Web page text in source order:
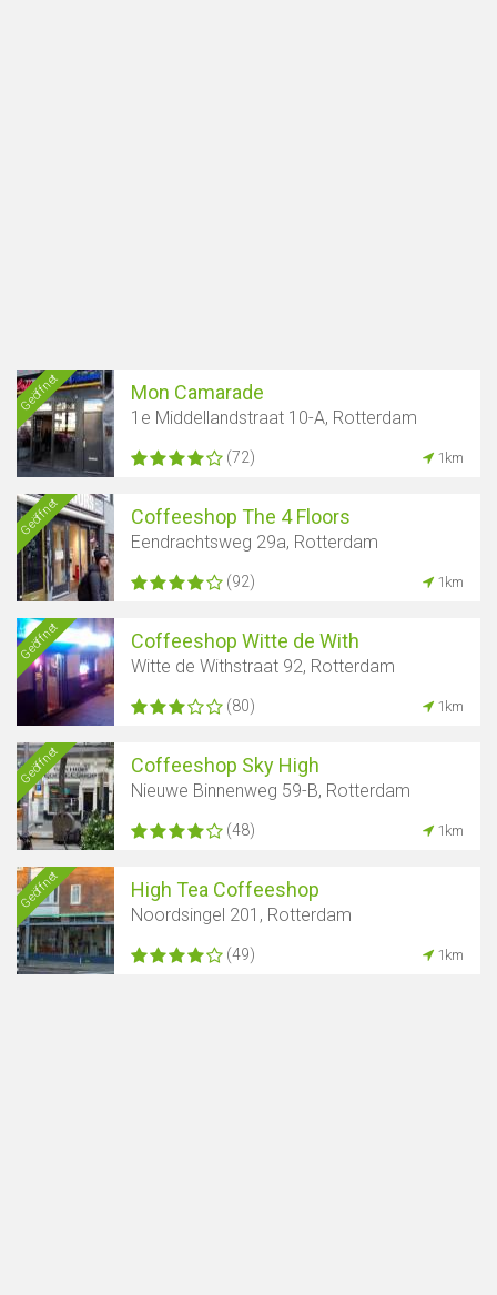
Karte anzeigen
Geöffnet Mon Camarade
1e Middellandstraat 10-A, Rotterdam
(72) 1km
Geöffnet Coffeeshop The 4 Floors
Eendrachtsweg 29a, Rotterdam
(92) 1km
Geöffnet Coffeeshop Witte de With
Witte de Withstraat 92, Rotterdam
(80) 1km
Geöffnet Coffeeshop Sky High
Nieuwe Binnenweg 59-B, Rotterdam
(48) 1km
Geöffnet High Tea Coffeeshop
Noordsingel 201, Rotterdam
(49) 1km